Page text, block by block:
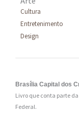
Cultura
Entretenimento
Design
Brasília Capital dos
Livro que conta parte
Federal.